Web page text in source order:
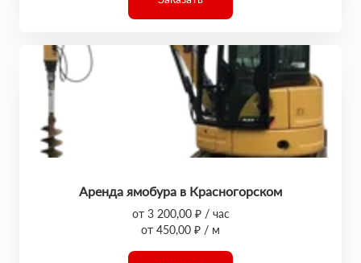
Аренда ямобура в Красногорском
от 3 200,00 ₽ / час
от 450,00 ₽ / м